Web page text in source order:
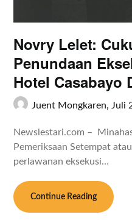
Novry Lelet:
Penundaan
Hotel Casabayo
Juent Mongkaren,Juli
Newslestari.com –
Pemeriksaan Setempat
perlawanan eksekusi…
Continue Reading